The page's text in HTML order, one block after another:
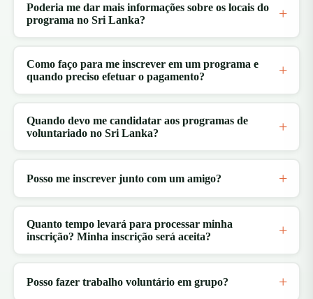
Poderia me dar mais informações sobre os locais do
programa no Sri Lanka?
Como faço para me inscrever em um programa e
quando preciso efetuar o pagamento?
Quando devo me candidatar aos programas de
voluntariado no Sri Lanka?
Posso me inscrever junto com um amigo?
Quanto tempo levará para processar minha
inscrição? Minha inscrição será aceita?
Posso fazer trabalho voluntário em grupo?